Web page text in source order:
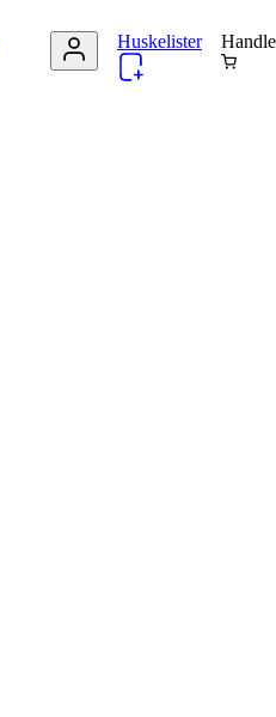
Huskelister